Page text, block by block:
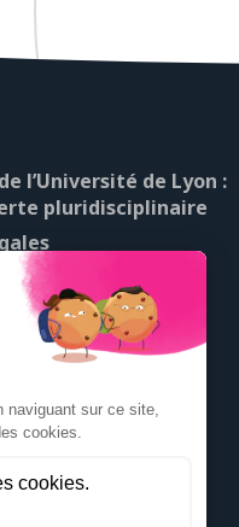
l’Université de Lyon :
pluridisciplinaire